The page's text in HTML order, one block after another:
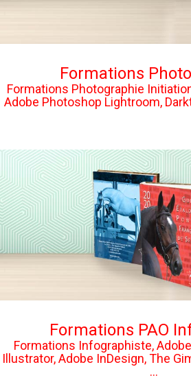
Formations
Formations Photographie
Adobe Photoshop Lightroom,
Formations PAO
Formations Infographiste,
Illustrator, Adobe InDesign, The
...